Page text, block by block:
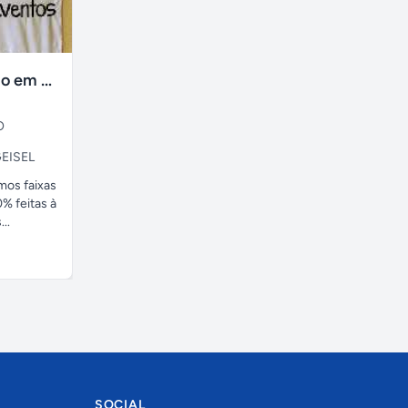
faixas no tecido em ate 24H
faixas
feitas à
SOCIAL